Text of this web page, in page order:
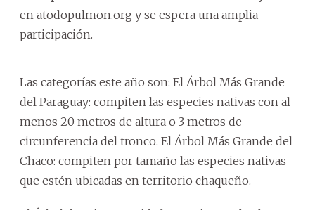
en atodopulmon.org y se espera una amplia
participación.
Las categorías este año son: El Árbol Más Grande
del Paraguay: compiten las especies nativas con al
menos 20 metros de altura o 3 metros de
circunferencia del tronco. El Árbol Más Grande del
Chaco: compiten por tamaño las especies nativas
que estén ubicadas en territorio chaqueño.